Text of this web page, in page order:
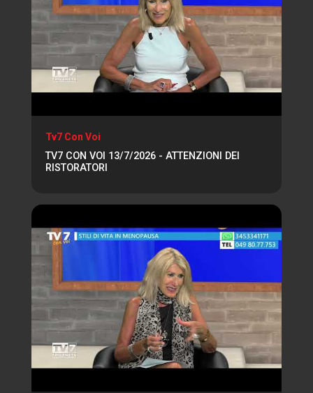
Tv7 Con Voi
TV7 CON VOI 13/7/2026 - ATTENZIONI DEI
RISTORATORI